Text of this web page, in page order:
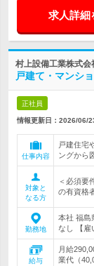
求人詳細
村上設備工業株式
戸建て・マンシ
正社員
情報更新日：2026/06/
仕事内容
戸建住宅
ングから
対象と
なる方
＜必須要
の有資格
勤務地
本社 福
なし 【雇
給与
月給
業代（